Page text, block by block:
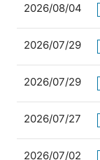
2026/08/04
2026/07/29
2026/07/29
2026/07/27
2026/07/02